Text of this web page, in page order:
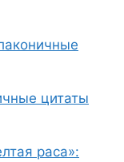
цитаты
раса»: